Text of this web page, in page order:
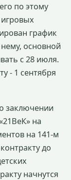
по этому
график
основной
с 28 июля.
- 1 сентября
заключении
на
на 141-м
до
начнутся